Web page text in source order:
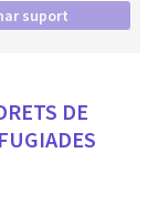
suport
DE